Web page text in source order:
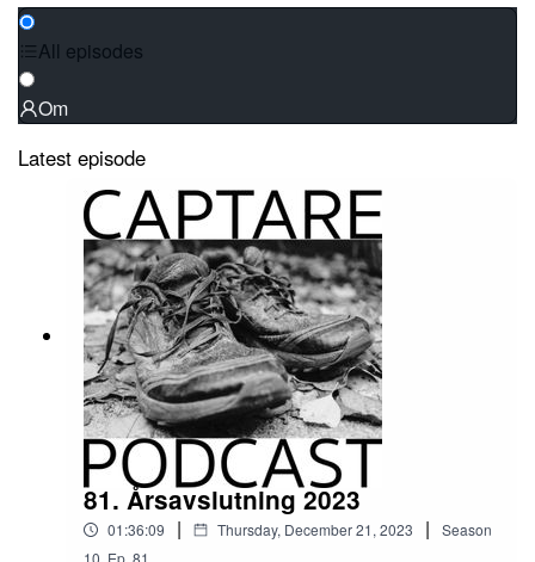
All episodes
Om
Latest episode
81. Årsavslutning 2023
01:36:09 | Thursday, December 21, 2023 |
Season
10, Ep. 81